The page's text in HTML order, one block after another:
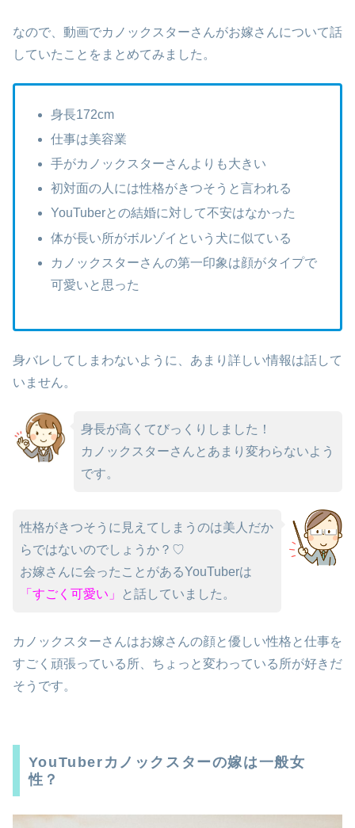
なので、動画でカノックスターさんがお嫁さんについて話
していたことをまとめてみました。
身長172cm
仕事は美容業
手がカノックスターさんよりも大きい
初対面の人には性格がきつそうと言われる
YouTuberとの結婚に対して不安はなかった
体が長い所がボルゾイという犬に似ている
カノックスターさんの第一印象は顔がタイプで
可愛いと思った
身バレしてしまわないように、あまり詳しい情報は話して
いません。
身長が高くてびっくりしました！
カノックスターさんとあまり変わらないよう
です。
性格がきつそうに見えてしまうのは美人だか
らではないのでしょうか？♡
お嫁さんに会ったことがあるYouTuberは
「すごく可愛い」
と話していました。
カノックスターさんはお嫁さんの顔と優しい性格と仕事を
すごく頑張っている所、ちょっと変わっている所が好きだ
そうです。
YouTuberカノックスターの嫁は一般女
性？